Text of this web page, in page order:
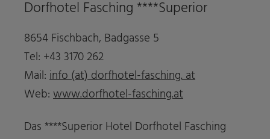
Dorfhotel Fasching ****Superior
8654 Fischbach, Badgasse 5
Tel: +43 3170 262
Mail: info (at) dorfhotel-fasching. at
Web: www.dorfhotel-fasching.at
Das ****Superior Hotel Dorfhotel Fasching